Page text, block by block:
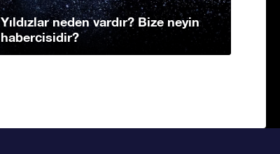
Yıldızlar neden vardır? Bize neyin
habercisidir?